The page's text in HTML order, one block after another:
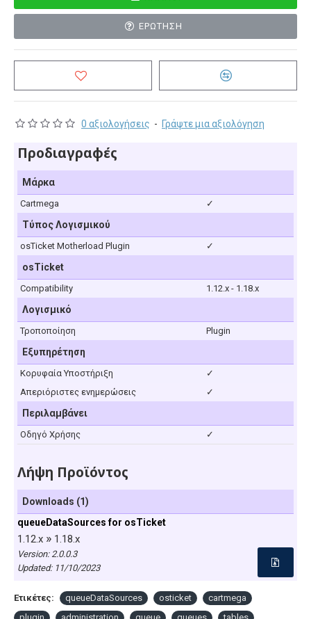
0 αξιολογήσεις - Γράψτε μια αξιολόγηση
ΕΡΏΤΗΣΗ
Προδιαγραφές
Μάρκα
Cartmega ✓
Τύπος Λογισμικού
osTicket Motherload Plugin ✓
osTicket
Compatibility 1.12.x - 1.18.x
Λογισμικό
Τροποποίηση Plugin
Εξυπηρέτηση
Κορυφαία Υποστήριξη
✓
Απεριόριστες ενημερώσεις
✓
Περιλαμβάνει
Οδηγό Χρήσης ✓
Λήψη Προϊόντος
Downloads (1)
queueDataSources for osTicket
1.12.x » 1.18.x
Version: 2.0.0.3
Updated: 11/10/2023
Ετικέτες: queueDataSources osticket
cartmega